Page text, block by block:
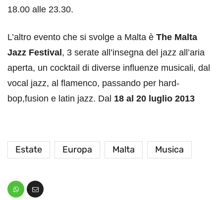
18.00 alle 23.30.
L’altro evento che si svolge a Malta è The Malta
Jazz Festival , 3 serate all’insegna del jazz all’aria
aperta, un cocktail di diverse influenze musicali, dal
vocal jazz, al flamenco, passando per hard-
bop,fusion e latin jazz. Dal 18 al 20 luglio 2013
Estate Europa Malta Musica